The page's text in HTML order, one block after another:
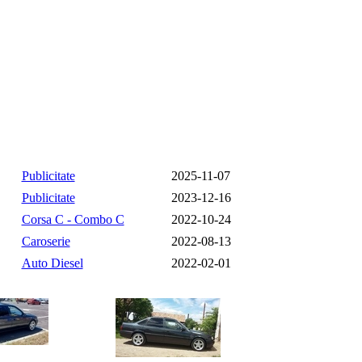
Publicitate
2025-11-07
Publicitate
2023-12-16
Corsa C - Combo C
2022-10-24
Caroserie
2022-08-13
Auto Diesel
2022-02-01